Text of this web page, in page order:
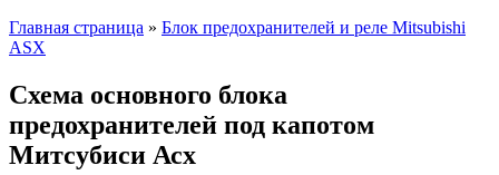
Главная страница » Блок предохранителей и реле Mitsubishi
ASX
Схема основного блока
предохранителей под капотом
Митсубиси Асх